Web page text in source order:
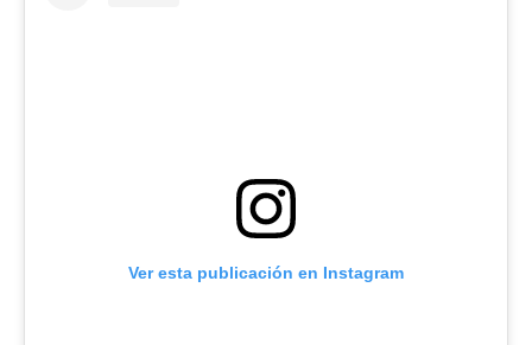
Ver esta publicación en Instagram